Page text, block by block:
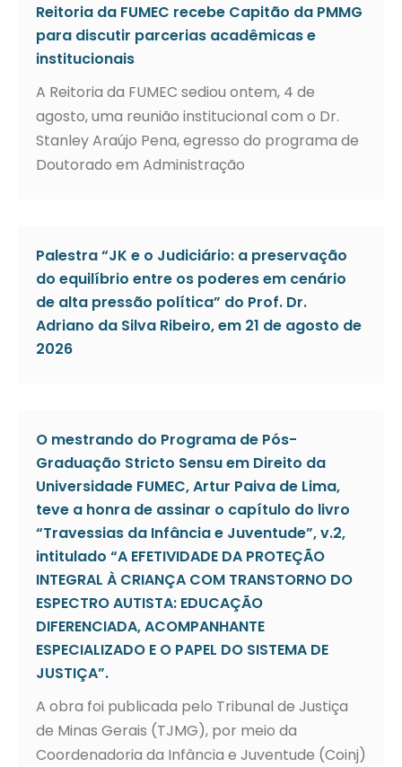
Reitoria da FUMEC recebe Capitão da PMMG
para discutir parcerias acadêmicas e
institucionais
A Reitoria da FUMEC sediou ontem, 4 de
agosto, uma reunião institucional com o Dr.
Stanley Araújo Pena, egresso do programa de
Doutorado em Administração
Palestra “JK e o Judiciário: a preservação
do equilíbrio entre os poderes em cenário
de alta pressão política” do Prof. Dr.
Adriano da Silva Ribeiro, em 21 de agosto de
2026
O mestrando do Programa de Pós-
Graduação Stricto Sensu em Direito da
Universidade FUMEC, Artur Paiva de Lima,
teve a honra de assinar o capítulo do livro
“Travessias da Infância e Juventude”, v.2,
intitulado “A EFETIVIDADE DA PROTEÇÃO
INTEGRAL À CRIANÇA COM TRANSTORNO DO
ESPECTRO AUTISTA: EDUCAÇÃO
DIFERENCIADA, ACOMPANHANTE
ESPECIALIZADO E O PAPEL DO SISTEMA DE
JUSTIÇA”.
A obra foi publicada pelo Tribunal de Justiça
de Minas Gerais (TJMG), por meio da
Coordenadoria da Infância e Juventude (Coinj)